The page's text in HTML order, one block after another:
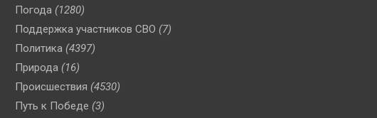
Погода (1280)
Поддержка участников СВО (7)
Политика (4397)
Природа (16)
Происшествия (4530)
Путь к Победе (3)